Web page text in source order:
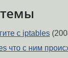
с iptables
что с ним